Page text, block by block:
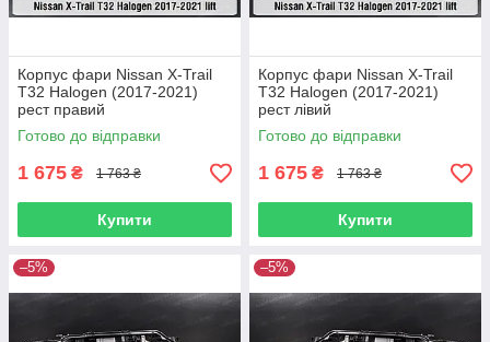
Корпус фари Nissan X-Trail
T32 Halogen (2017-2021)
рест правий
Готово до відправки
1 675 ₴ 1 763 ₴
Купити
Корпус фари Nissan X-Trail
T32 Halogen (2017-2021)
рест лівий
Готово до відправки
1 675 ₴ 1 763 ₴
Купити
–5% –5%